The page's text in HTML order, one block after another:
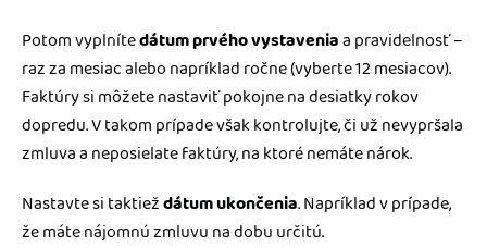
Potom vyplnítedátum prvého vystaveniaa pravidelnosť –
raz za mesiac alebo napríklad ročne (vyberte 12 mesiacov).
Faktúry si môžete nastaviť pokojne na desiatky rokov
dopredu. V takom prípade však kontrolujte, či už nevypršala
zmluva a neposielate faktúry, na ktoré nemáte nárok.
Nastavte si taktieždátum ukončenia. Napríklad v prípade,
že máte nájomnú zmluvu na dobu určitú.